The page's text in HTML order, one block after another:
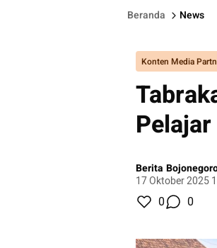
Beranda News
Konten Media
Berita
17 Oktober 2025
0 0